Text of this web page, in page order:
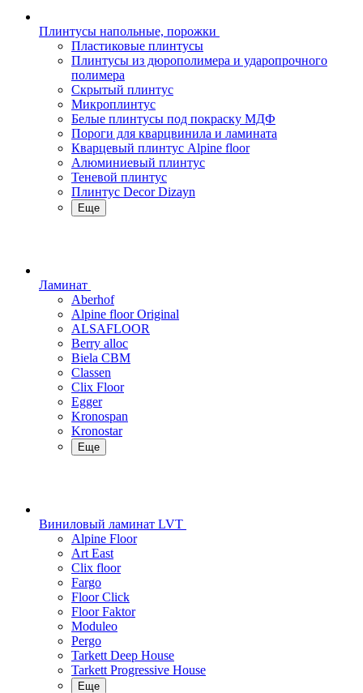
Плинтусы напольные, порожки
Пластиковые плинтусы
Плинтусы из дюрополимера и ударопрочного
полимера
Скрытый плинтус
Микроплинтус
Белые плинтусы под покраску МДФ
Пороги для кварцвинила и ламината
Кварцевый плинтус Alpine floor
Алюминиевый плинтус
Теневой плинтус
Плинтус Decor Dizayn
Еще
Ламинат
Aberhof
Alpine floor Original
ALSAFLOOR
Berry alloc
Biela CBM
Classen
Clix Floor
Egger
Kronospan
Kronostar
Еще
Виниловый ламинат LVT
Alpine Floor
Art East
Clix floor
Fargo
Floor Click
Floor Faktor
Moduleo
Pergo
Tarkett Deep House
Tarkett Progressive House
Еще